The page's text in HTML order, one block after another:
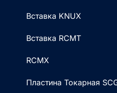
Вставка KNUX
Вставка RCMT
RCMX
Пластина Токарная